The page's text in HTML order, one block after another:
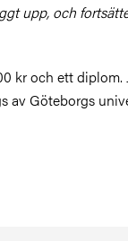
upp, och
kr och ett diplom.
av Göteborgs